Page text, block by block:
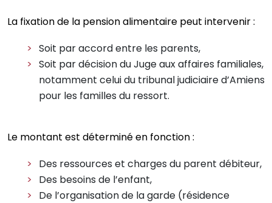
La fixation de la pension alimentaire peut intervenir :
Soit par accord entre les parents,
Soit par décision du Juge aux affaires familiales,
notamment celui du tribunal judiciaire d’Amiens
pour les familles du ressort.
Le montant est déterminé en fonction :
Des ressources et charges du parent débiteur,
Des besoins de l’enfant,
De l’organisation de la garde (résidence